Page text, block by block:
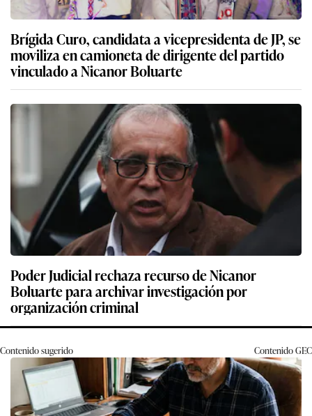
Brígida Curo, candidata a vicepresidenta de JP, se
moviliza en camioneta de dirigente del partido
vinculado a Nicanor Boluarte
Poder Judicial rechaza recurso de Nicanor
Boluarte para archivar investigación por
organización criminal
Contenido sugerido ContenidoGEC